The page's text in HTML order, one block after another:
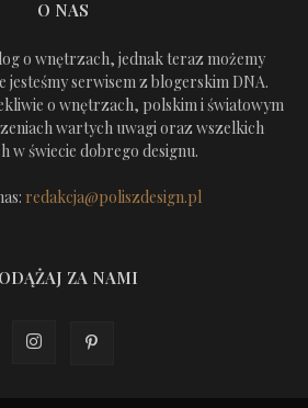
O NAS
o wnętrzach, jednak teraz możemy
jesteśmy serwisem z blogerskim DNA.
o wnętrzach, polskim i światowym
wartych uwagi oraz wszelkich
w świecie dobrego designu.
redakcja@poliszdesign.pl
ZA NAMI